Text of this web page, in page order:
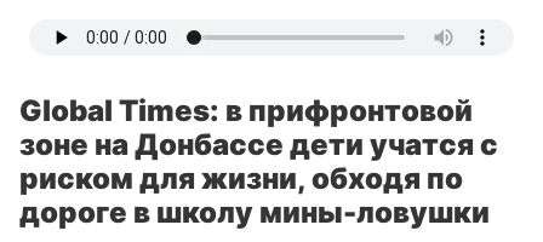
Global Times: в прифронтовой
зоне на Донбассе дети учатся с
риском для жизни, обходя по
дороге в школу мины-ловушки